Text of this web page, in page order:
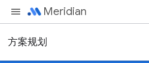
Meridian
方案规划